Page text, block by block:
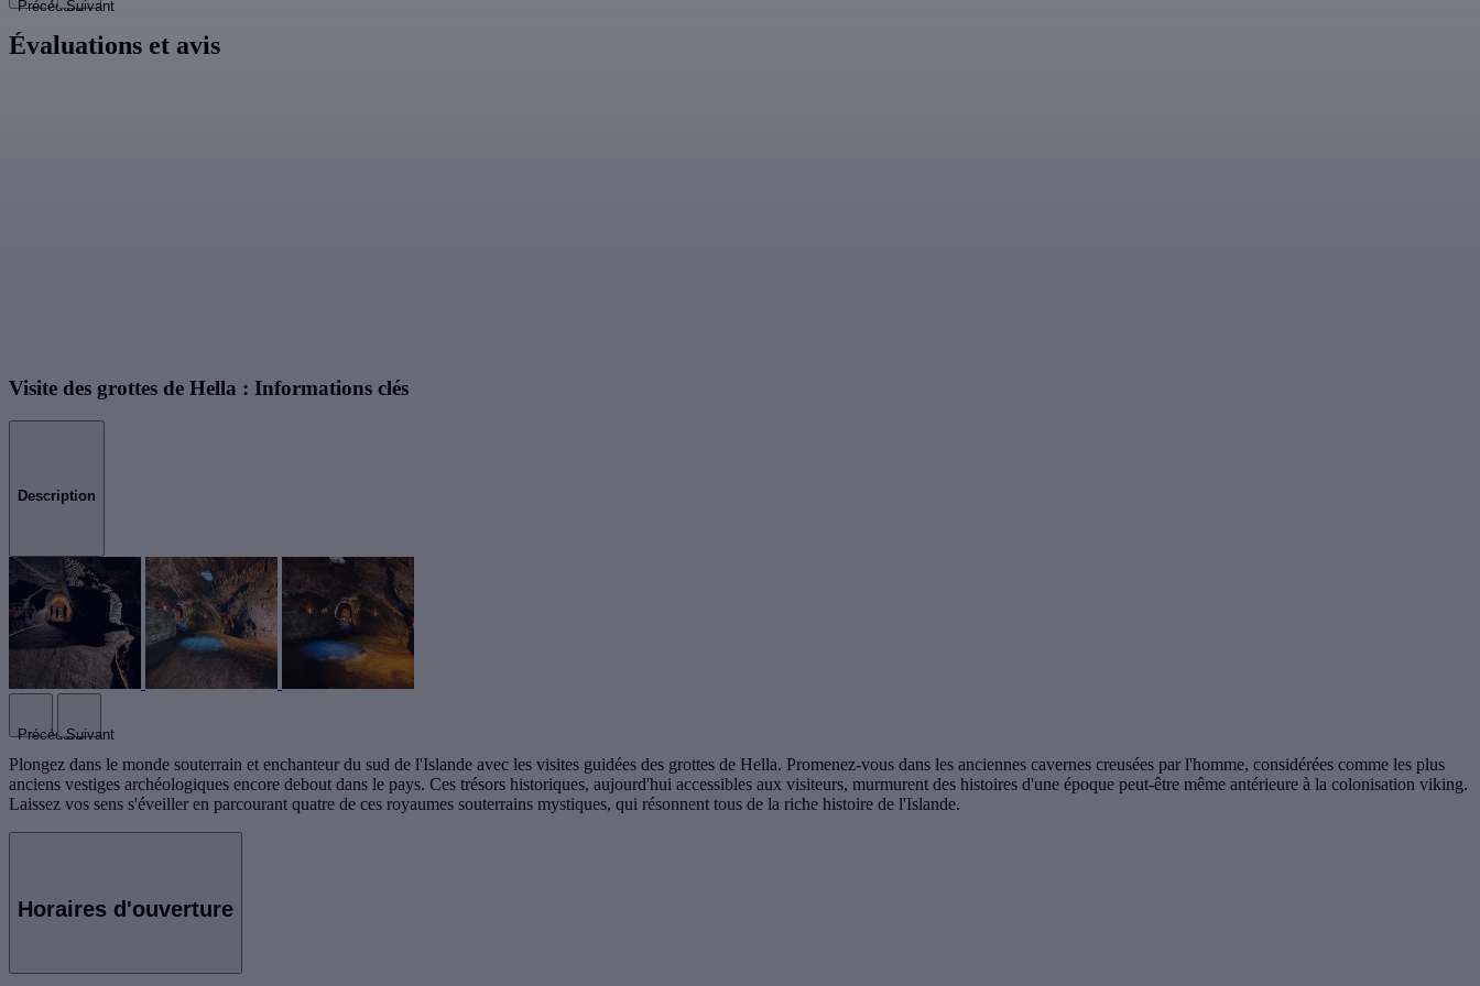
PrécédentSuivant
Évaluations et avis
Visite des grottes de Hella : Informations clés
Description
PrécédentSuivant
Plongez dans le monde souterrain et enchanteur du sud de l'Islande avec les visites guidées des grottes de Hella. Promenez-vous dans les anciennes cavernes creusées par l'homme, considérées comme les plus
anciens vestiges archéologiques encore debout dans le pays. Ces trésors historiques, aujourd'hui accessibles aux visiteurs, murmurent des histoires d'une époque peut-être même antérieure à la colonisation viking.
Laissez vos sens s'éveiller en parcourant quatre de ces royaumes souterrains mystiques, qui résonnent tous de la riche histoire de l'Islande.
Horaires d'ouverture